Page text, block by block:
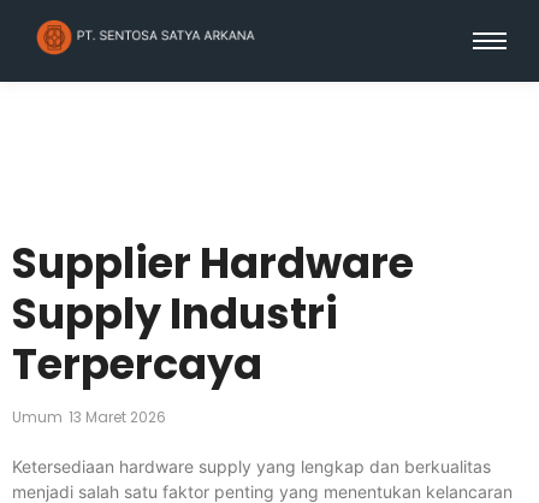
Supplier Hardware
Supply Industri
Terpercaya
Umum 13 Maret 2026
Ketersediaan hardware supply yang lengkap dan berkualitas
menjadi salah satu faktor penting yang menentukan kelancaran